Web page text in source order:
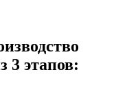
3 этапов: